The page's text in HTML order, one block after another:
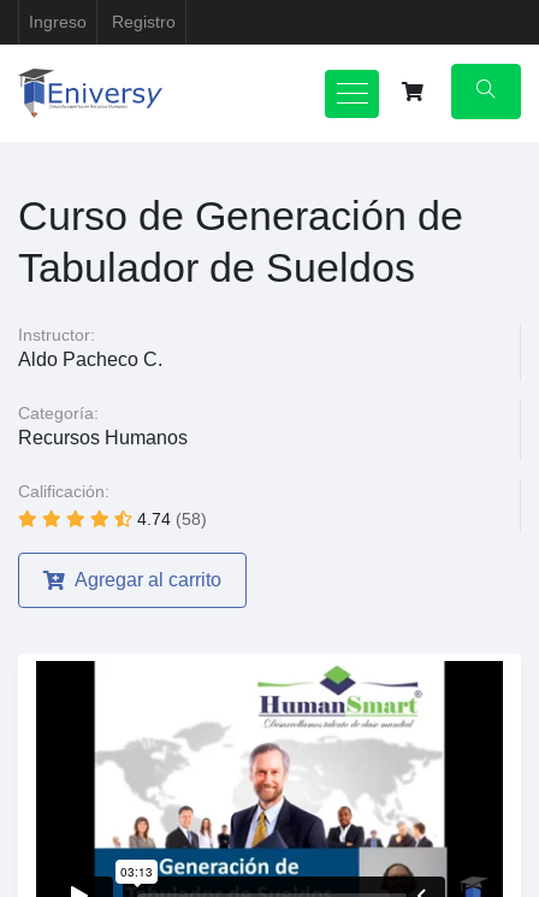
Ingreso Registro
Curso de Generación de
Tabulador de Sueldos
Instructor:
Aldo Pacheco C.
Categoría:
Recursos Humanos
Calificación:
4.74 (58)
Agregar al carrito